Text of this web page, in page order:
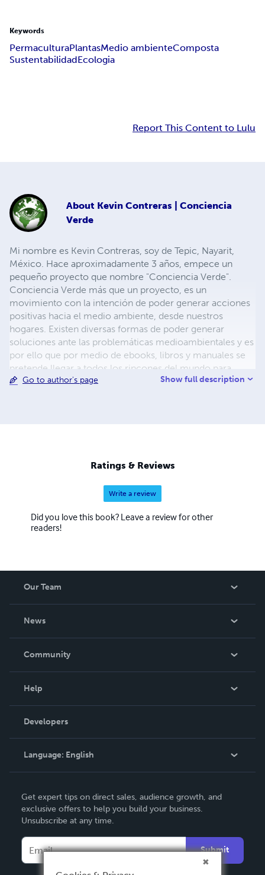
Keywords
PermaculturaPlantasMedio ambienteComposta
SustentabilidadEcologia
Report This Content to Lulu
About Kevin Contreras | Conciencia
Verde
Mi nombre es Kevin Contreras, soy de Tepic, Nayarit,
México. Hace aproximadamente 3 años, empece un
pequeño proyecto que nombre "Conciencia Verde".
Conciencia Verde más que un proyecto, es un
movimiento con la intención de poder generar acciones
positivas hacia el medio ambiente, desde nuestros
hogares. Existen diversas formas de poder generar
soluciones ante las problemáticas medioambientales y es
por ello que por medio de ebooks, libros y manuales se
pretende llegar a todos los rincones del mundo para
poder practicarlas. ¿Quien diría que la solución esta en el
nuestras comunidades. Podrás encontrar temas como:
zero waste, compostaje, huertos en casa, plantas, etc.
Go to author's page Show full description
Ratings & Reviews
Write a review
Did you love this book? Leave a review for other
readers!
Our Team
News
In The News
Community
Podcast
Help
Order Lookup
Knowledge Base
Contact Support
Developers
Language: English
Deutsch
Français
Español
Get expert tips on direct sales, audience growth, and
exclusive offers to help you build your business.
Unsubscribe at any time.
Submit